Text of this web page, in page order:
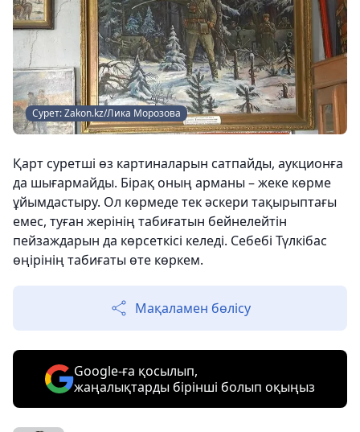
Сурет: Zakon.kz/Лика Морозова
Қарт суретші өз картиналарын сатпайды, аукционға
да шығармайды. Бірақ оның арманы – жеке көрме
ұйымдастыру. Ол көрмеде тек әскери тақырыптағы
емес, туған жерінің табиғатын бейнелейтін
пейзаждарын да көрсеткісі келеді. Себебі Түлкібас
өңірінің табиғаты өте көркем.
Мақаламен бөлісу
Google-ға қосылып,
жаңалықтарды бірінші болып оқыңыз